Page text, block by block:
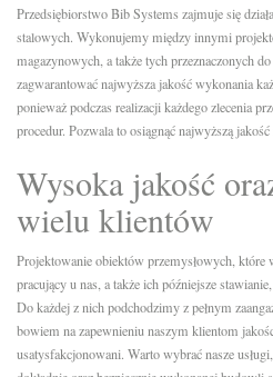
Przedsiębiorstwo Bib Systems zajmuje się
stalowych. Wykonujemy między innymi
magazynowych, a także tych przeznaczonych
zagwarantować najwyższa jakość wykonania
ponieważ podczas realizacji każdego zlecenia
procedur. Pozwala to osiągnąć najwyższą
Wysoka jakość
wielu klientów
Projektowanie obiektów przemysłowych, które
pracujący u nas, a także ich późniejsze
Do każdej z nich podchodzimy z pełnym
bowiem na zapewnieniu naszym klientom
usatysfakcjonowani. Warto wybrać nasze